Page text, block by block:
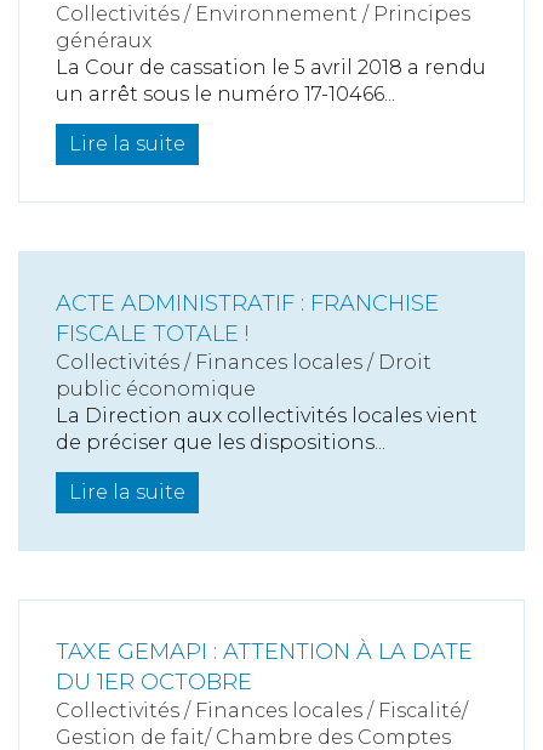
Collectivités / Environnement / Principes
généraux
La Cour de cassation le 5 avril 2018 a rendu
un arrêt sous le numéro 17-10466...
Lire la suite
ACTE ADMINISTRATIF : FRANCHISE
FISCALE TOTALE !
Collectivités / Finances locales / Droit
public économique
La Direction aux collectivités locales vient
de préciser que les dispositions...
Lire la suite
TAXE GEMAPI : ATTENTION À LA DATE
DU 1ER OCTOBRE
Collectivités / Finances locales / Fiscalité/
Gestion de fait/ Chambre des Comptes